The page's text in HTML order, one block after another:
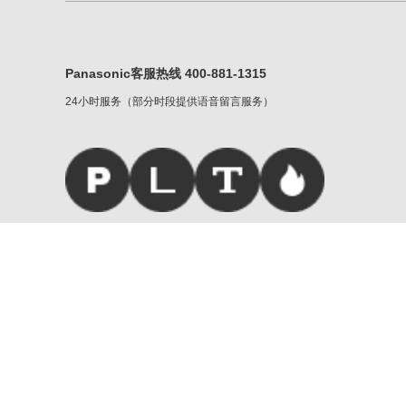
Panasonic客服热线 400-881-1315
24小时服务（部分时段提供语音留言服务）